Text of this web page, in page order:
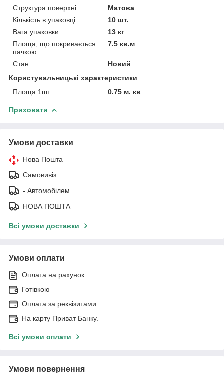
Структура поверхні
Матова
Кількість в упаковці
10 шт.
Вага упаковки
13 кг
Площа, що покривається
пачкою
7.5 кв.м
Стан
Новий
Користувальницькі характеристики
Площа 1шт.
0.75 м. кв
Приховати
Умови доставки
Нова Пошта
Самовивіз
- Автомобілем
НОВА ПОШТА
Всі умови доставки
Умови оплати
Оплата на рахунок
Готівкою
Оплата за реквізитами
На карту Приват Банку.
Всі умови оплати
Умови повернення